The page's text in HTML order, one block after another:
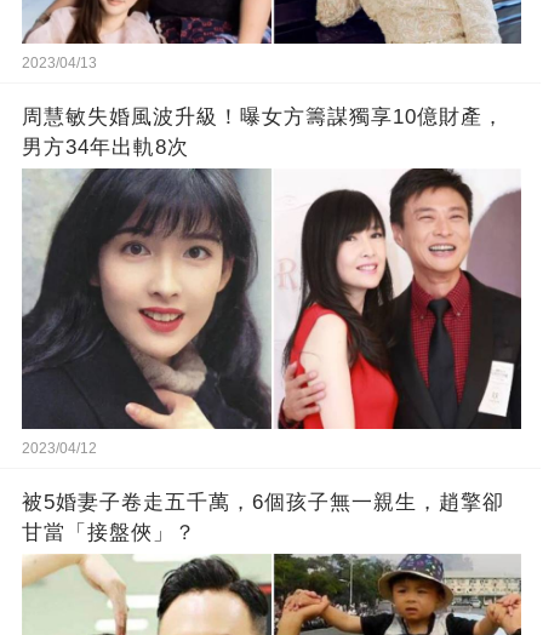
2023/04/13
周慧敏失婚風波升級！曝女方籌謀獨享10億財產，
男方34年出軌8次
2023/04/12
被5婚妻子卷走五千萬，6個孩子無一親生，趙擎卻
甘當「接盤俠」？